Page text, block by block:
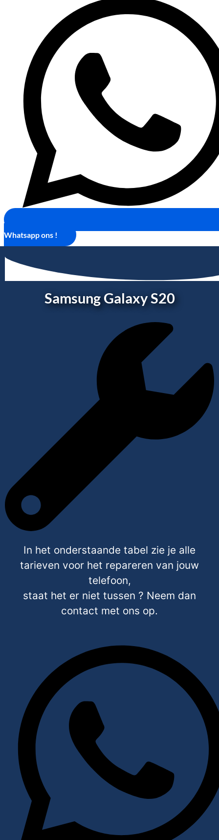
Whatsapp ons !
Samsung Galaxy S20
In het onderstaande tabel zie je alle
tarieven voor het repareren van jouw
telefoon,
staat het er niet tussen ? Neem dan
contact met ons op.